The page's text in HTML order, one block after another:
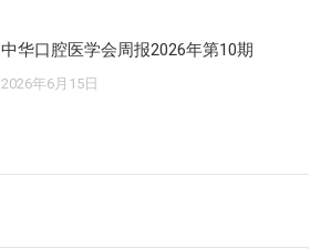
中华口腔医学会周报2026年第10期
2026年6月15日